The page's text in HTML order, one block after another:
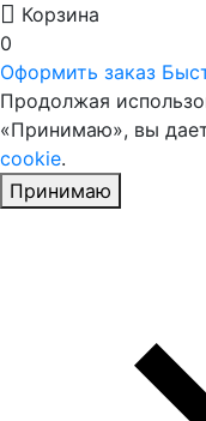
Корзина
0
Оформить заказ
Продолжая
«Принимаю», вы
cookie.
Принимаю